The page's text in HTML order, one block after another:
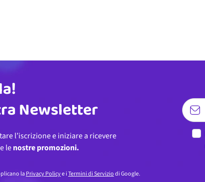
Newsletter
l’iscrizione e iniziare a ricevere
e lenostre promozioni.
laPrivacy Policye iTermini di Serviziodi Google.